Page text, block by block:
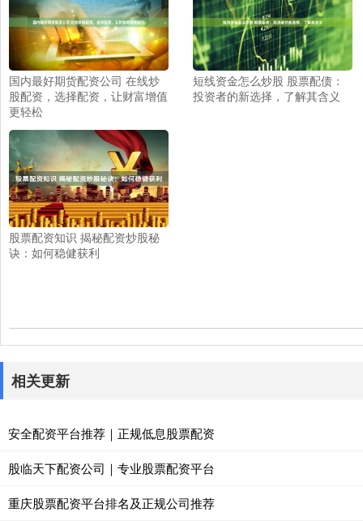
国内最好期货配资公司 在线炒
股配资，选择配资，让财富增值
更轻松
短线资金怎么炒股 股票配债：
投资者的新选择，了解其含义
股票配资知识 揭秘配资炒股秘
诀：如何稳健获利
相关更新
安全配资平台推荐｜正规低息股票配资
股临天下配资公司｜专业股票配资平台
重庆股票配资平台排名及正规公司推荐